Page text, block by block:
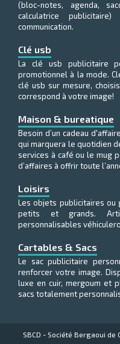
(bloc-notes, agenda,
calculatrice
communication.
Clé usb
La clé usb publicitaire
promotionnel à la mode.
clé usb sur mesure,
correspond à votre image!
Maison & bureatique
Besoin d’un cadeau
qui marquera le quotidien
services à café ou le mug
d’affaires à offrir toute
Loisirs
Les objets publicitaires ou
petits et grands.
personnalisables
Cartables & Sacs
Le sac publicitaire
renforcer votre image.
luxe en cuir, mergoum et
sacs totalement
SBCD - Société Bergaoui